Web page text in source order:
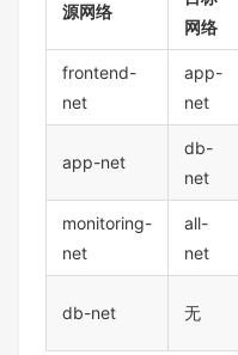
源网络
网络
frontend-
net
app-
net
app-net
db-
net
monitoring-
net
all-
net
db-net 无